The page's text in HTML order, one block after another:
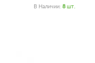
В Наличии: 8 Шт.